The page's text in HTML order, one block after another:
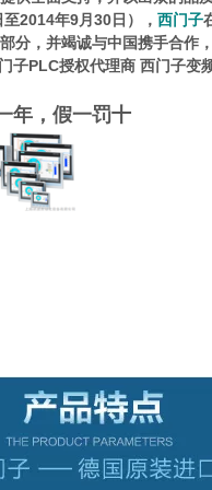
2014年9月30日）， 西门子
分，并竭诚与中国携手合作
子PLC授权代理商 西门子变
年，假一罚十